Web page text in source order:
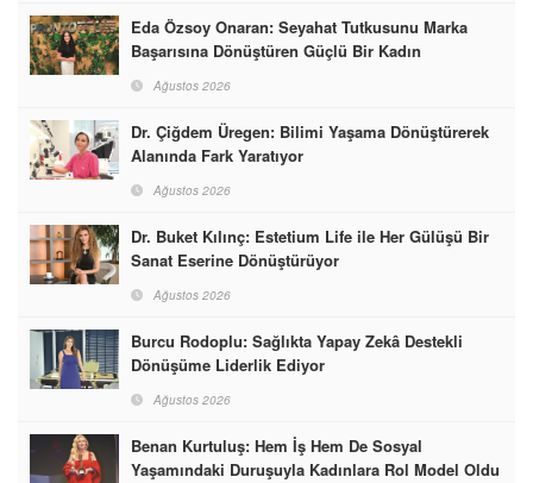
Eda Özsoy Onaran: Seyahat Tutkusunu Marka
Başarısına Dönüştüren Güçlü Bir Kadın
Ağustos 2026
Dr. Çiğdem Üregen: Bilimi Yaşama Dönüştürerek
Alanında Fark Yaratıyor
Ağustos 2026
Dr. Buket Kılınç: Estetium Life ile Her Gülüşü Bir
Sanat Eserine Dönüştürüyor
Ağustos 2026
Burcu Rodoplu: Sağlıkta Yapay Zekâ Destekli
Dönüşüme Liderlik Ediyor
Ağustos 2026
Benan Kurtuluş: Hem İş Hem De Sosyal
Yaşamındaki Duruşuyla Kadınlara Rol Model Oldu